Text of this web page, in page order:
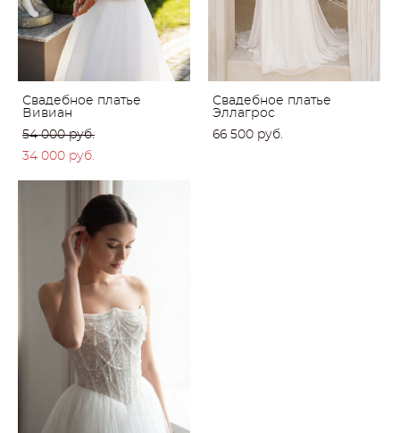
Свадебное платье
Вивиан
54 000 pуб.
34 000 pуб.
Свадебное платье
Эллагрос
66 500 pуб.